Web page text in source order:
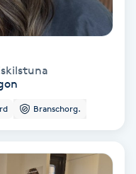
Branschorg.